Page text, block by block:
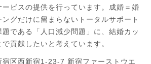
ービスの提供を行っています。成婚＝婚
グだけに留まらないトータルサポート
である「人口減少問題」に、結婚カッ
貢献したいと考えています。
区西新宿1-23-7 新宿ファーストウエ